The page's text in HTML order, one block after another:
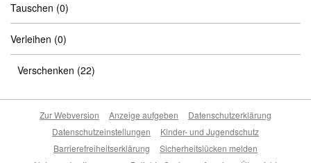
Tauschen (0)
Verleihen (0)
Verschenken (22)
Zur Webversion Anzeige aufgeben
Datenschutzerklärung
Datenschutzeinstellungen
Kinder- und Jugendschutz
Barrierefreiheitserklärung
Sicherheitslücken melden